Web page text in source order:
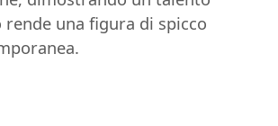
rende una figura di spicco